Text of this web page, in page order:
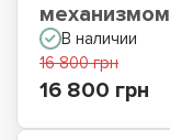
механизмом
В наличии
16 800 грн
16 800 грн